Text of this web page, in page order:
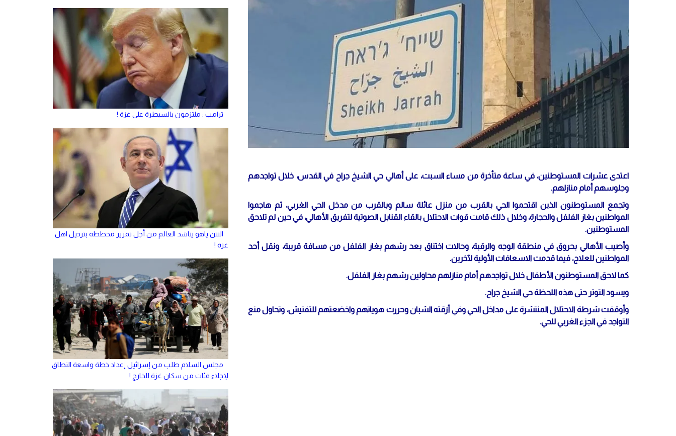
اعتدى عشرات المستوطنين، في ساعة متأخرة من مساء السبت، على أهالي حي الشيخ جراح في القدس، خلال تواجدهم
وجلوسهم أمام منازلهم.
وتجمع المستوطنون الذين اقتحموا الحي بالقرب من منزل عائلة سالم وبالقرب من مدخل الحي الغربي، ثم هاجموا
المواطنين بغاز الفلفل والحجارة، وخلال ذلك قامت قوات الاحتلال بالقاء القنابل الصوتية لتفريق الأهالي، في حين لم تلاحق
المستوطنين.
وأصيب الأهالي بحروق في منطقة الوجه والرقبة، وحالات اختناق بعد رشهم بغاز الفلفل من مسافة قريبة، ونقل أحد
المواطنين للعلاج، فيما قدمت الاسعافات الأولية لآخرين.
كما لاحق المستوطنون الأطفال خلال تواجدهم أمام منازلهم محاولين رشهم بغاز الفلفل.
ويسود التوتر حتى هذه اللحظة حي الشيخ جراح.
وأوقفت شرطة الاحتلال المنتشرة على مداخل الحي وفي أزقته الشبان وحررت هوياتهم واخضعتهم للتفتيش، وتحاول منع
التواجد في الجزء الغربي للحي.
ترامب : ملتزمون بالسيطرة على غزة !
النتن ياهو يناشد العالم من أجل تمرير مخططه بترحيل اهل
غزة !
مجلس السلام طلب من إسرائيل إعداد خطة واسعة النطاق
لإجلاء فئات من سكان غزة للخارج !